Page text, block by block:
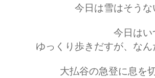
今日は雪はそう
今日はい
ゆっくり歩きだすが、な
大払谷の急登に息を